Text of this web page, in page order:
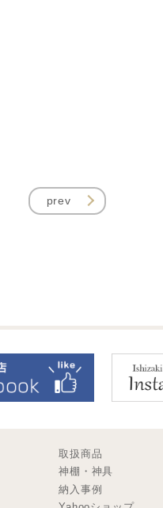
prev
取扱商品
神棚・神具
納入事例